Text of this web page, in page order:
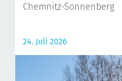
Chemnitz-Sonnenberg
24. Juli 2026